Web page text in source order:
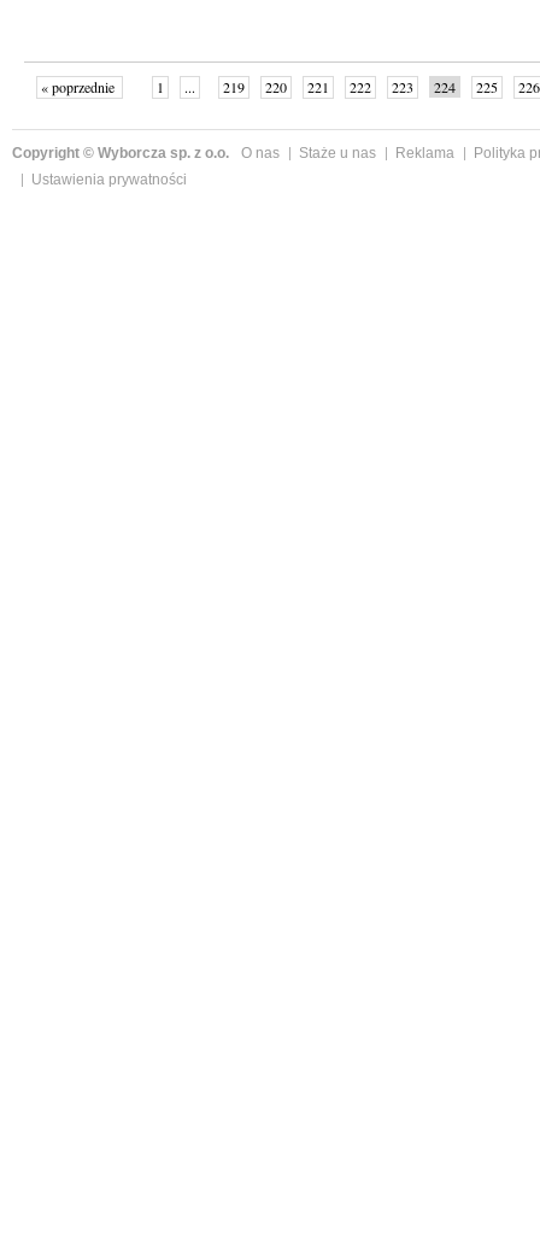
« poprzednie 1 ... 219 220 221 222 223 224 225
226
Copyright © Wyborcza sp. z o.o. O nas Staże u nas Reklama
Polityka
Ustawienia prywatności